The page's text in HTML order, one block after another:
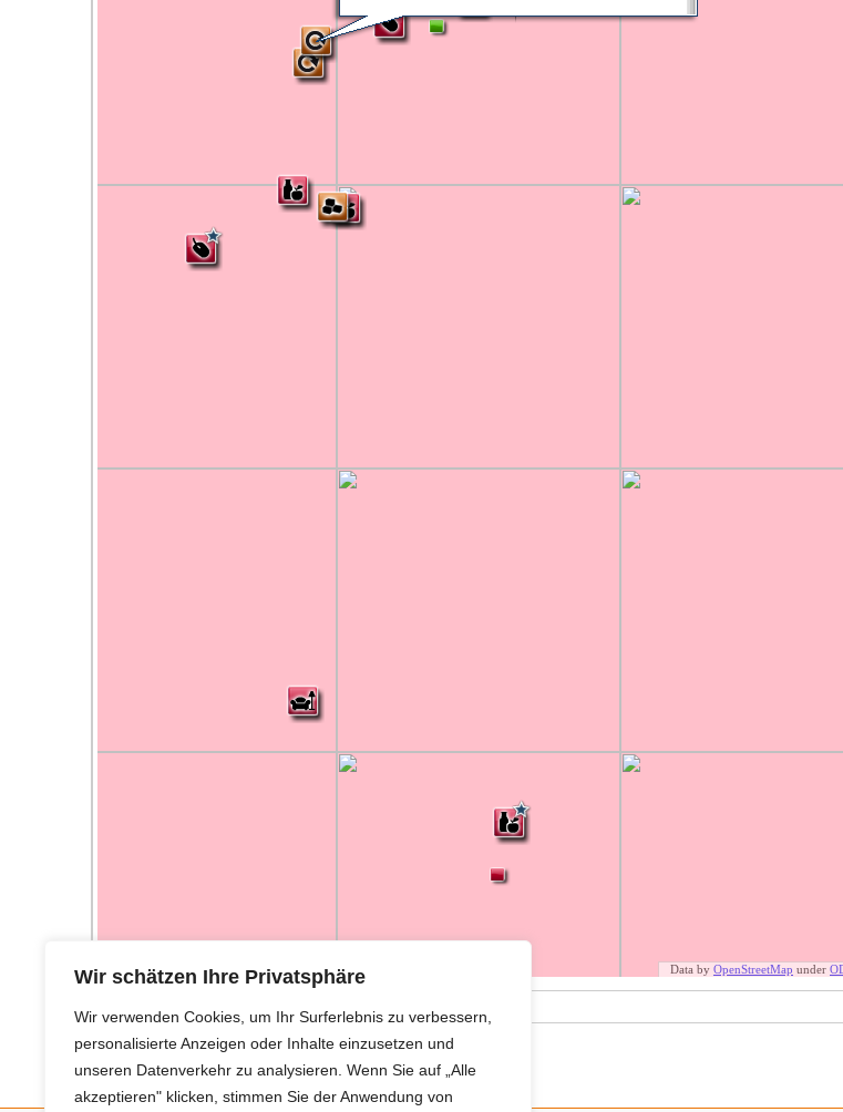
Wir schätzen Ihre Privatsphäre
Wir verwenden Cookies, um Ihr Surferlebnis zu verbessern,
personalisierte Anzeigen oder Inhalte einzusetzen und
unseren Datenverkehr zu analysieren. Wenn Sie auf „Alle
akzeptieren" klicken, stimmen Sie der Anwendung von